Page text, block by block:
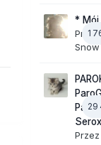
1
*
Snow
29
Przez